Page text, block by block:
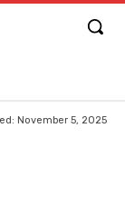
November 5, 2025